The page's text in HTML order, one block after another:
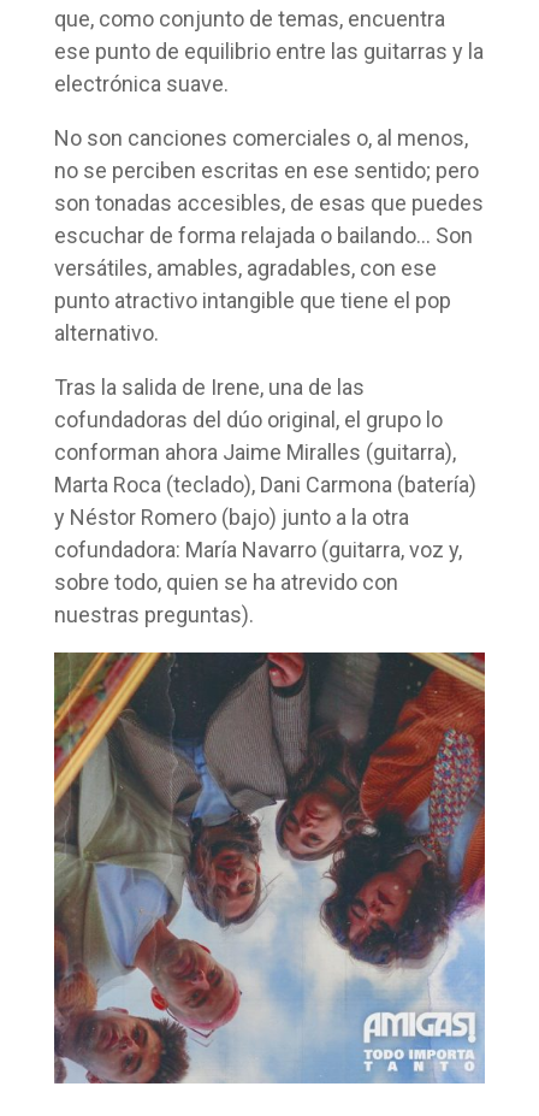
que, como conjunto de temas, encuentra
ese punto de equilibrio entre las guitarras y la
electrónica suave.
No son canciones comerciales o, al menos,
no se perciben escritas en ese sentido; pero
son tonadas accesibles, de esas que puedes
escuchar de forma relajada o bailando… Son
versátiles, amables, agradables, con ese
punto atractivo intangible que tiene el pop
alternativo.
Tras la salida de Irene, una de las
cofundadoras del dúo original, el grupo lo
conforman ahora Jaime Miralles (guitarra),
Marta Roca (teclado), Dani Carmona (batería)
y Néstor Romero (bajo) junto a la otra
cofundadora: María Navarro (guitarra, voz y,
sobre todo, quien se ha atrevido con
nuestras preguntas).